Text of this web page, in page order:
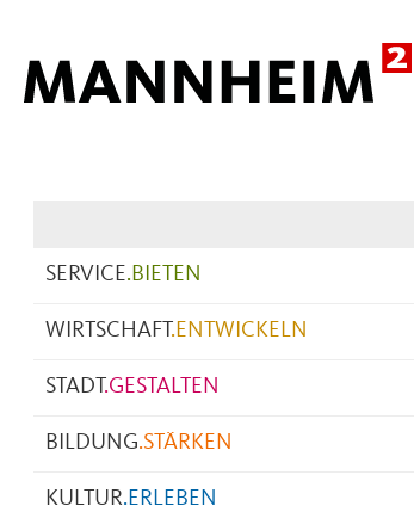
SERVICE.BIETEN
WIRTSCHAFT.ENTWICKELN
STADT.GESTALTEN
BILDUNG.STÄRKEN
KULTUR.ERLEBEN